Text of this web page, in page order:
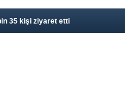
35 kişi ziyaret etti